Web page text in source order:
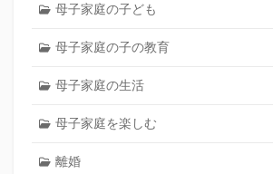
母子家庭の子ども
母子家庭の子の教育
母子家庭の生活
母子家庭を楽しむ
離婚